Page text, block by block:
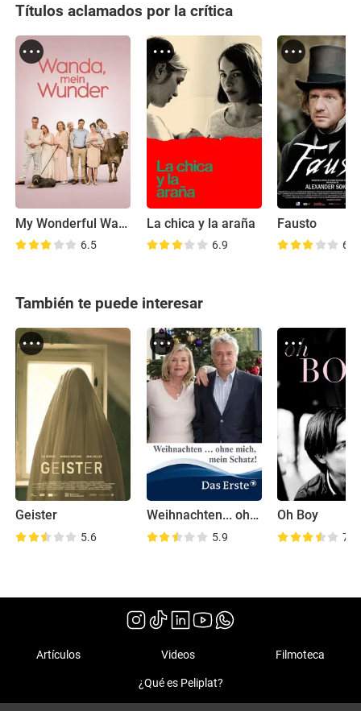
Títulos aclamados por la crítica
My Wonderful Wanda
6.5
La chica y la araña
6.9
Fausto
6.4
También te puede interesar
Geister
5.6
Weihnachten... ohne mich, mein Schatz!
5.9
Oh Boy
7.3
Artículos Videos Filmoteca
¿Qué es Peliplat?